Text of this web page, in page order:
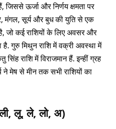
जिससे ऊर्जा और निर्णय क्षमता पर
मंगल, सूर्य और बुध की युति से एक
है, जो कई राशियों के लिए अवसर और
गुरु मिथुन राशि में वक्री अवस्था में
राशि में विराजमान हैं. इन्हीं ग्रह
ने मेष से मीन तक सभी राशियों का
लू, ले, लो, अ)